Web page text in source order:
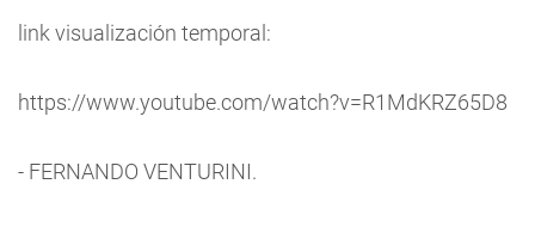
link visualización temporal:
https://www.youtube.com/watch?v=R1MdKRZ65D8
- FERNANDO VENTURINI.